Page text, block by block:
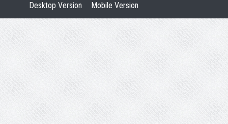
Desktop Version Mobile Version